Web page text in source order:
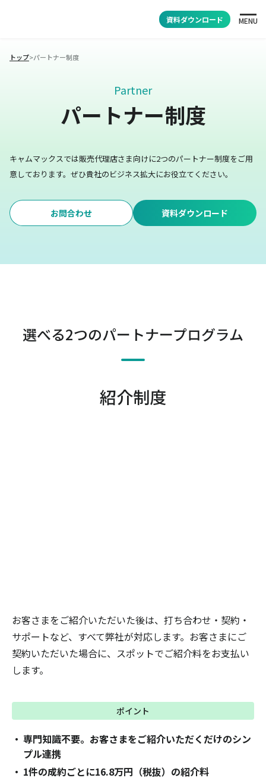
資料ダウンロード MENU
トップ>パートナー制度
Partner
パートナー制度
キャムマックスでは販売代理店さま向けに2つのパートナー制度をご用
意しております。 ぜひ貴社のビジネス拡大にお役立てください。
お問合わせ 資料ダウンロード
選べる2つのパートナープログラム
紹介制度
お客さまをご紹介いただいた後は、打ち合わせ・契約・
サポートなど、すべて弊社が対応します。お客さまにご
契約いただいた場合に、スポットでご紹介料をお支払い
します。
ポイント
専門知識不要。お客さまをご紹介いただくだけのシン
プル連携
1件の成約ごとに16.8万円（税抜）の紹介料